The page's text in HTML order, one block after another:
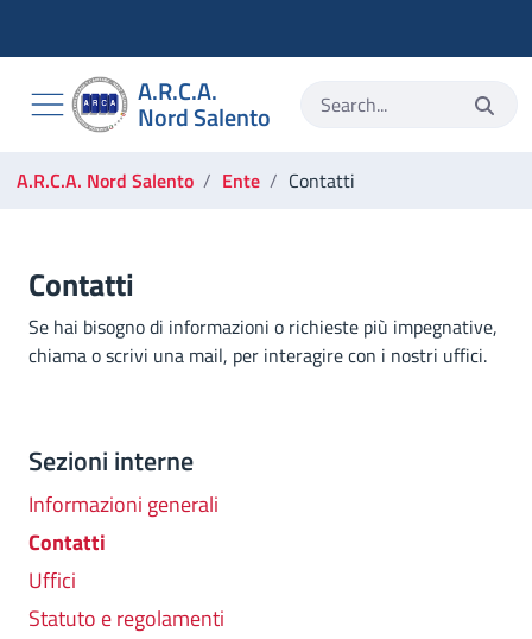
Vai alla ricerca
Vai ai contenuti
Vai al footer
A.R.C.A.
Nord Salento
A.R.C.A. Nord Salento Ente Contatti
Contatti
Se hai bisogno di informazioni o richieste più impegnative,
chiama o scrivi una mail, per interagire con i nostri uffici.
Sezioni interne
Informazioni generali
Contatti
Uffici
Statuto e regolamenti